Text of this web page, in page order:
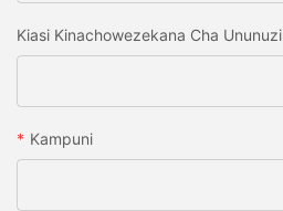
Kiasi Kinachowezekana Cha Ununuzi
Kampuni